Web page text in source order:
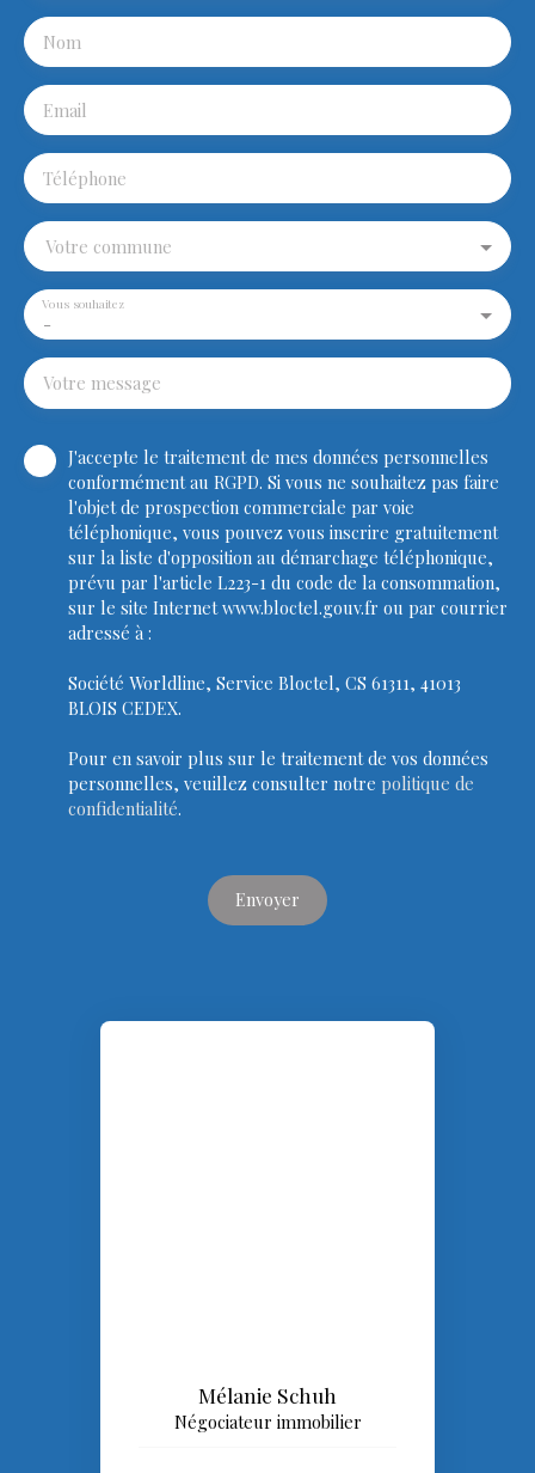
Nom
Email
Téléphone
Votre commune
-
Vous souhaitez
Votre message
J'accepte le traitement de mes données personnelles
conformément au RGPD. Si vous ne souhaitez pas faire
l'objet de prospection commerciale par voie
téléphonique, vous pouvez vous inscrire gratuitement
sur la liste d'opposition au démarchage téléphonique,
prévu par l'article L223-1 du code de la consommation,
sur le site Internet www.bloctel.gouv.fr ou par courrier
adressé à :
Société Worldline, Service Bloctel, CS 61311, 41013
BLOIS CEDEX.
Pour en savoir plus sur le traitement de vos données
personnelles, veuillez consulter notre politique de
confidentialité.
Envoyer
Mélanie Schuh
Négociateur immobilier